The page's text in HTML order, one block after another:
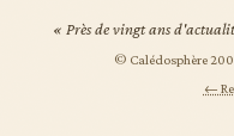
« Près de vingt ans
© Calédosphère
←